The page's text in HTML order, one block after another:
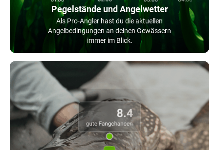
Pegelstände und Angelwetter
Als Pro-Angler hast du die aktuellen
Angelbedingungen an deinen Gewässern
immer im Blick.